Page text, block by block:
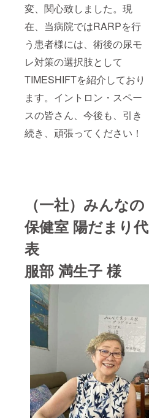
変、関心致しました。現
在、当病院ではRARPを行
う患者様には、術後の尿モ
レ対策の選択肢として
TIMESHIFTを紹介しており
ます。イントロン・スペー
スの皆さん、今後も、引き
続き、頑張ってください！
（一社）みんなの
保健室 陽だまり代
表
服部 満生子 様